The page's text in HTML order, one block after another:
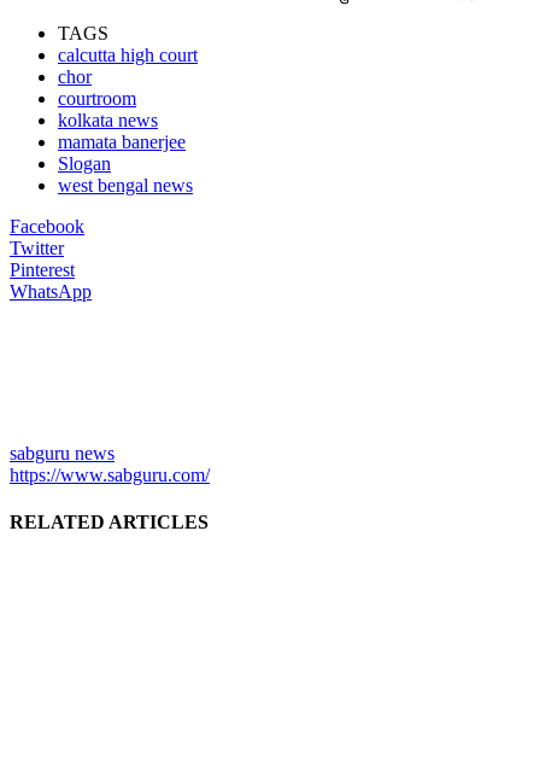
TAGS
calcutta high court
chor
courtroom
kolkata news
mamata banerjee
Slogan
west bengal news
Facebook
Twitter
Pinterest
WhatsApp
sabguru news
https://www.sabguru.com/
RELATED ARTICLES